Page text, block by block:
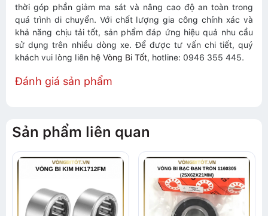
thời góp phần giảm ma sát và nâng cao độ an toàn trong
quá trình di chuyển. Với chất lượng gia công chính xác và
khả năng chịu tải tốt, sản phẩm đáp ứng hiệu quả nhu cầu
sử dụng trên nhiều dòng xe. Để được tư vấn chi tiết, quý
khách vui lòng liên hệ Vòng Bi Tốt, hotline: 0946 355 445.
Đánh giá sản phẩm
Sản phẩm liên quan